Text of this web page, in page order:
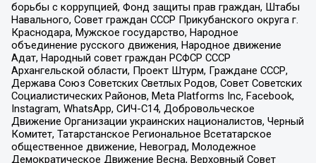
борьбы с коррупцией, Фонд защиты прав граждан, Штабы
Навального, Совет граждан СССР Прикубанского округа г.
Краснодара, Мужское государство, Народное
объединение русского движения, Народное движение
Адат, Народный совет граждан РСФСР СССР
Архангельской области, Проект Штурм, Граждане СССР,
Держава Союз Советских Светлых Родов, Совет Советских
Социалистических Районов, Meta Platforms Inc, Facebook,
Instagram, WhatsApp, СИЧ-С14, Добровольческое
Движение Организации украинских националистов, Черный
Комитет, Татарстанское Региональное Всетатарское
общественное движение, Невоград, Молодежное
Демократическое Движение Весна, Верховный Совет